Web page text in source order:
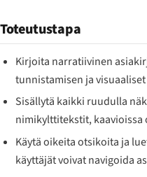
Toteutustapa
Kirjoita narratiivinen
tunnistamisen ja
Sisällytä kaikki ruudulla
nimikylttitekstit, kaavioissa
Käytä oikeita otsikoita ja
käyttäjät voivat navigoida